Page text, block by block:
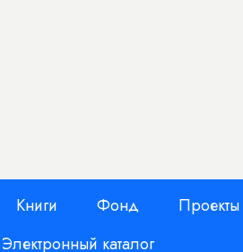
Книги Фонд Проекты
Электронный каталог